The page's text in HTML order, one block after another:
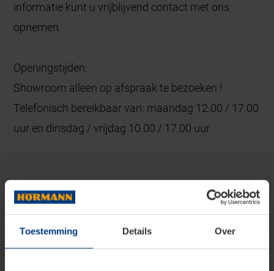
Toestemming Details Over
informatie kunt u vrijblijvend contact met ons
opnemen.
Openingstijden:
Showroom alleen op afspraak te bezoeken !
Telefonisch bereikbaar van: maandag 12.00 / 17.00
uur en dinsdag / vrijdag 10.00 / 17.00 uur
Ontdek onze services en producten
Een vertrouwd adres voor advies, verkoop en
montage in uw regio.